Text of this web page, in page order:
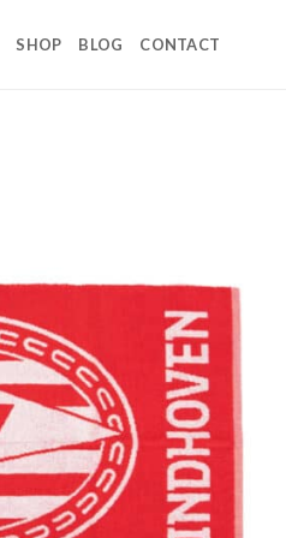
SHOP BLOG CONTACT